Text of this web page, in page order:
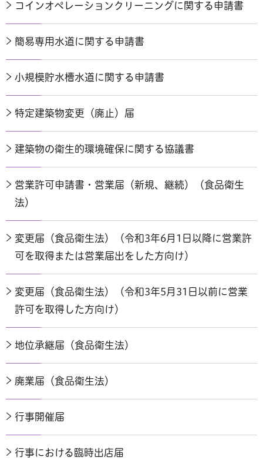
コインオペレーションクリーニングに関する申請書
簡易専用水道に関する申請書
小規模貯水槽水道に関する申請書
特定建築物変更（廃止）届
建築物の衛生的環境確保に関する協議書
営業許可申請書・営業届（新規、継続）（食品衛生
法）
変更届（食品衛生法）（令和3年6月1日以降に営業許
可を取得または営業届出をした方向け）
変更届（食品衛生法）（令和3年5月31日以前に営業
許可を取得した方向け）
地位承継届（食品衛生法）
廃業届（食品衛生法）
行事開催届
行事における臨時出店届